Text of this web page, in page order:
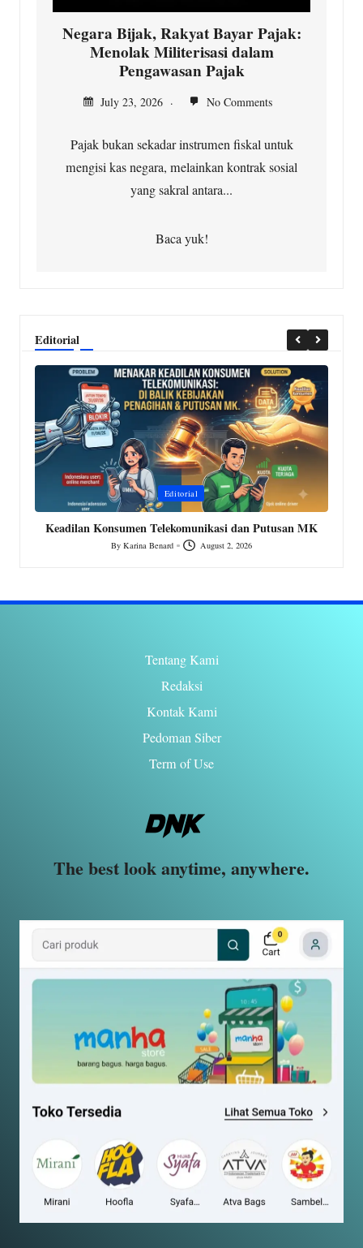
Negara Bijak, Rakyat Bayar Pajak:
Menolak Militerisasi dalam
Pengawasan Pajak
July 23, 2026 No Comments
Pajak bukan sekadar instrumen fiskal untuk
mengisi kas negara, melainkan kontrak sosial
yang sakral antara...
Baca yuk!
Editorial
Posted
in
Editorial
Negara Bijak, Rakyat Bayar Pajak: Menolak Militerisasi
dalam Pengawasan Pajak
The best look anytime, anywhere.